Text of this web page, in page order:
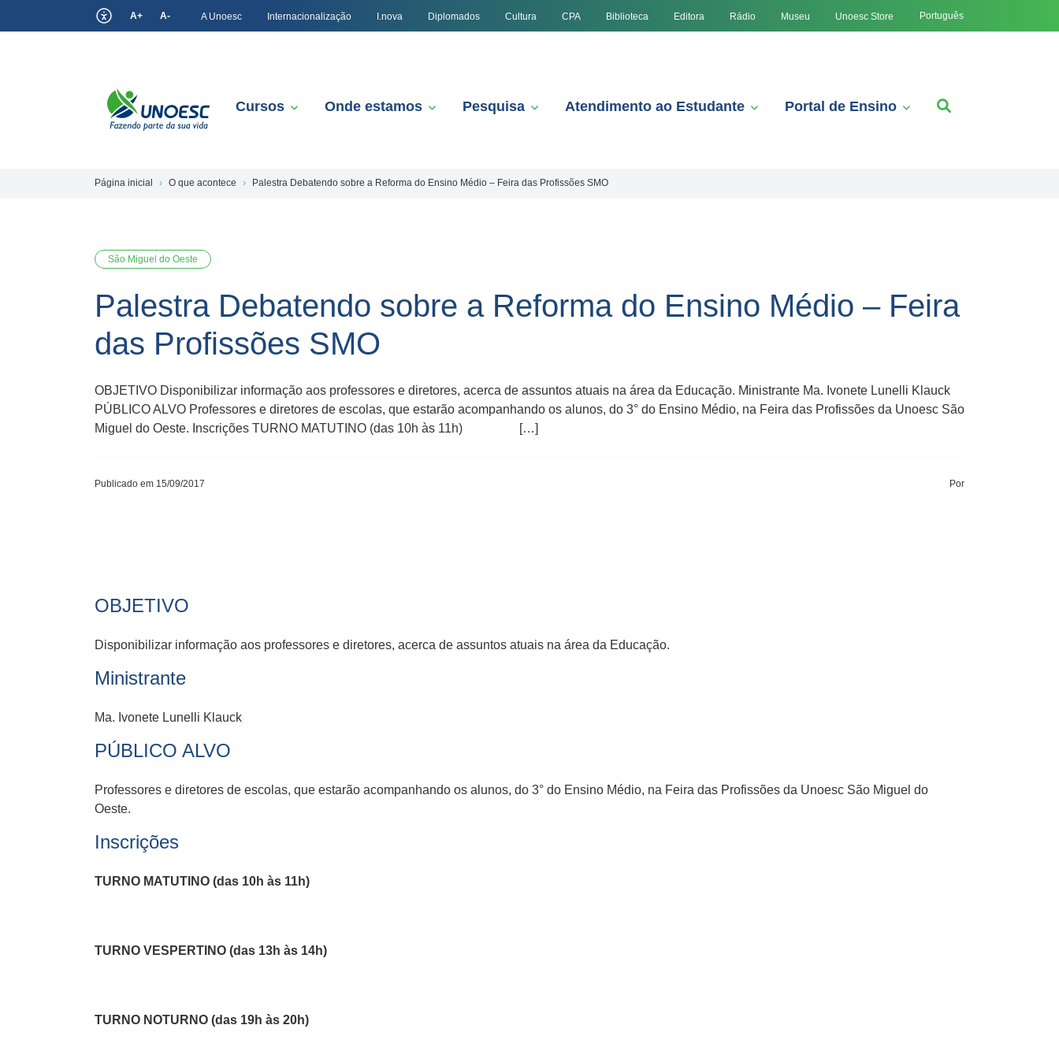
A+ A- A Unoesc Internacionalização I.nova Diplomados Cultura CPA Biblioteca Editora Rádio Museu Unoesc Store Português
Cursos Onde estamos Pesquisa Atendimento ao Estudante Portal de Ensino
Página inicial O que acontece Palestra Debatendo sobre a Reforma do Ensino Médio – Feira das Profissões SMO
São Miguel do Oeste
Palestra Debatendo sobre a Reforma do Ensino Médio – Feira
das Profissões SMO
OBJETIVO Disponibilizar informação aos professores e diretores, acerca de assuntos atuais na área da Educação. Ministrante Ma. Ivonete Lunelli Klauck
PÚBLICO ALVO Professores e diretores de escolas, que estarão acompanhando os alunos, do 3° do Ensino Médio, na Feira das Profissões da Unoesc São
Miguel do Oeste. Inscrições TURNO MATUTINO (das 10h às 11h) […]
Publicado em 15/09/2017 Por
OBJETIVO
Disponibilizar informação aos professores e diretores, acerca de assuntos atuais na área da Educação.
Ministrante
Ma. Ivonete Lunelli Klauck
PÚBLICO ALVO
Professores e diretores de escolas, que estarão acompanhando os alunos, do 3° do Ensino Médio, na Feira das Profissões da Unoesc São Miguel do
Oeste.
Inscrições
TURNO MATUTINO (das 10h às 11h)
TURNO VESPERTINO (das 13h às 14h)
TURNO NOTURNO (das 19h às 20h)